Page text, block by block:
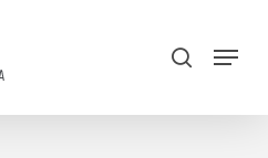
search
Menu
Close